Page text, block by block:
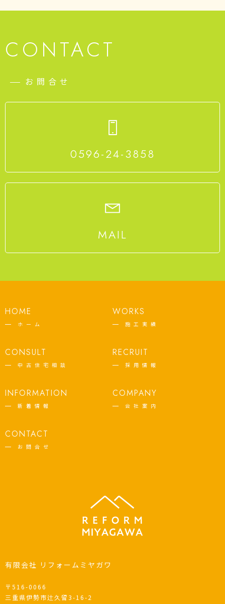
CONTACT
お問合せ
0596-24-3858
MAIL
有限会社 リフォームミヤガワ
〒516-0066
三重県伊勢市辻久留3-16-2
HOME
ホーム
WORKS
施工実績
CONSULT
中古住宅相談
RECRUIT
採用情報
INFORMATION
新着情報
COMPANY
会社案内
CONTACT
お問合せ